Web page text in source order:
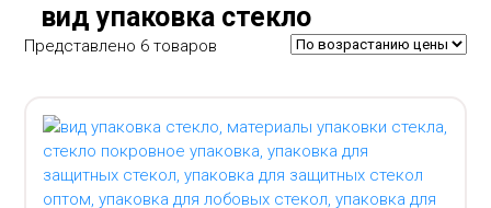
вид упаковка стекло
Представлено 6 товаров